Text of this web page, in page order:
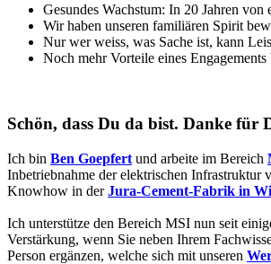
Gesundes Wachstum: In 20 Jahren
Wir haben unseren familiären Spirit
Nur wer weiss, was Sache ist, kann
Noch mehr Vorteile eines
Schön, dass Du da bist. Danke für
Ich bin Ben Goepfert und arbeite im Bereich
Inbetriebnahme der elektrischen Infrastruktur
Knowhow in derJura-Cement-Fabrik in
Ich unterstütze den Bereich MSI nun seit
Verstärkung, wenn Sie neben Ihrem
Person ergänzen, welche sich mit unseren